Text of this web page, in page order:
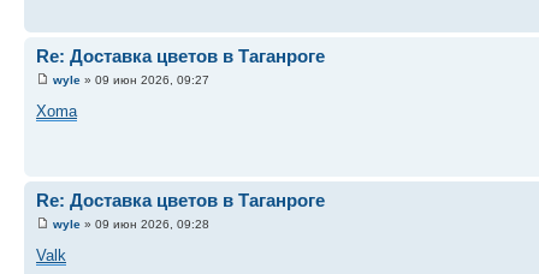
Re: Доставка цветов в Таганроге
wyle » 09 июн 2026, 09:27
Xoma
Re: Доставка цветов в Таганроге
wyle » 09 июн 2026, 09:28
Valk